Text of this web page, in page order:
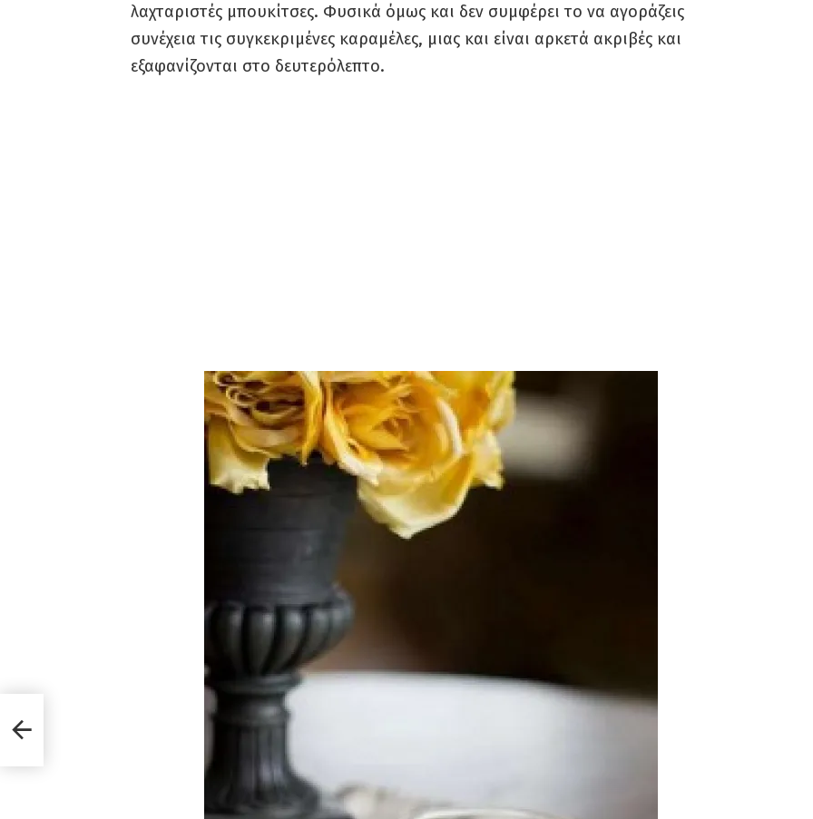
λαχταριστές μπουκίτσες. Φυσικά όμως και δεν συμφέρει το να αγοράζεις
συνέχεια τις συγκεκριμένες καραμέλες, μιας και είναι αρκετά ακριβές και
εξαφανίζονται στο δευτερόλεπτο.